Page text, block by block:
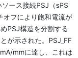
ース接続PSJ（sPS
オフにより飽和電流が
PSJ構造を分割する
が示された。PSJ_FF
mmに達し、これは